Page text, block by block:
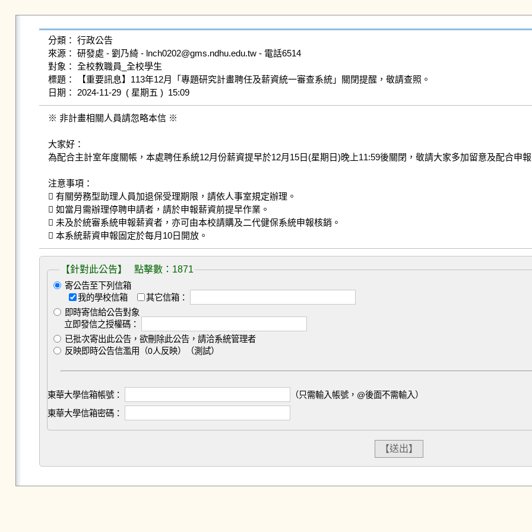
分類： 行政公告
來源： 研發處 - 劉乃綺 - lnch0202@gms.ndhu.edu.tw - 電話6514
對象： 全校教職員_全校學生
標題： 【重要訊息】113年12月「專題研究計畫聘任及薪資統一審查系統」關閉提醒，敬請查照。
日期： 2024-11-29  ( 星期五 )  15:09
※ 非計畫相關人員請忽略本信 ※
大家好：
為配合主計室年度關帳，本處聘任系統12月份薪資提早於12月15日(星期日)晚上11:59後關閉，敬請大家多加留意及配合申
注意事項：
 有關勞務型助理人員加退保受理期限，請依人事室規定辦理。
 如當月需辦理停聘申請者，請於申報薪資前提早作業。
 未及於統審系統申報薪資者，亦可由本校請購及二代健保系統申報核銷。
【針對此公告】 點擊數：1871
寄公告至下列信箱
我的學校信箱
其它信箱：
即時寄信給公告對象
立即發信之授權碼：
已批次寄出此公告，欲刪除此公告，請洽系統管理者
反映即時公告信濫用（0人反映）（測試）
東華大學信箱帳號：
（只需輸入帳號，@後面不需輸入）
東華大學信箱密碼：